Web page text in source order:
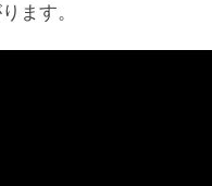
ます。